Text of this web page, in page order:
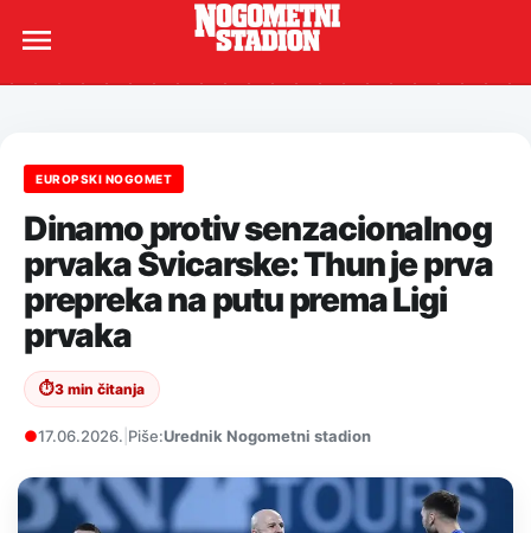
EUROPSKI NOGOMET
Dinamo protiv senzacionalnog
prvaka Švicarske: Thun je prva
prepreka na putu prema Ligi
prvaka
⏱3 min čitanja
●17.06.2026. Piše:Urednik Nogometni stadion